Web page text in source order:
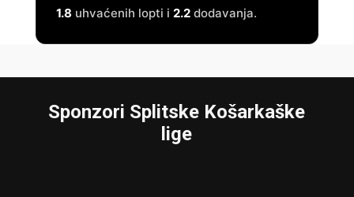
1.8 uhvaćenih lopti i 2.2dodavanja.
Sponzori Splitske Košarkaške
lige